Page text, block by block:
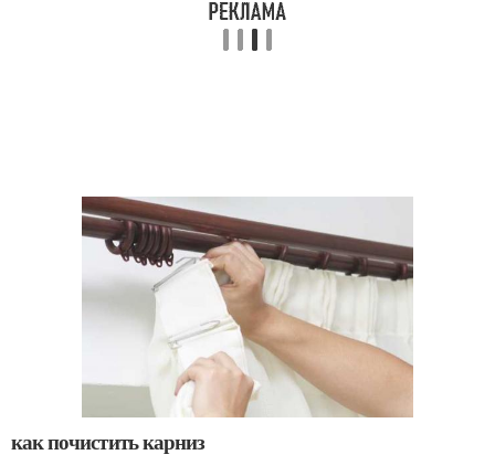
как почистить карниз